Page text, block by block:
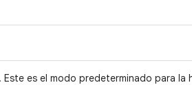
es el modo predeterminado para la